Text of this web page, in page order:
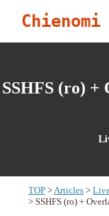
Chienomi
SSHFS (ro) +
TOP Articles
SSHFS (ro) +